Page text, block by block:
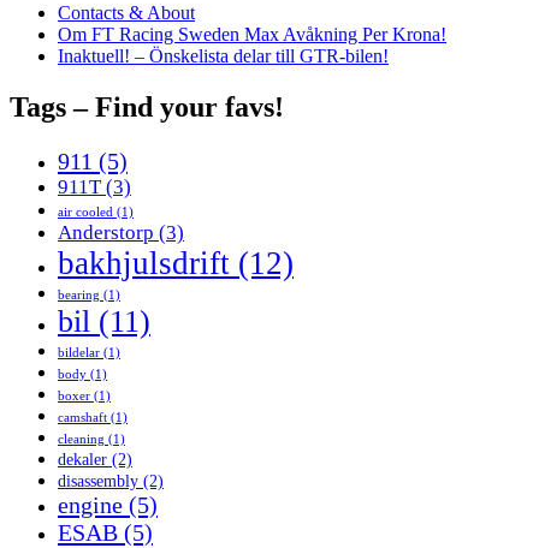
Contacts & About
Om FT Racing Sweden Max Avåkning Per Krona!
Inaktuell! – Önskelista delar till GTR-bilen!
Tags – Find your favs!
911 (5)
911T(3)
air cooled (1)
Anderstorp (3)
bakhjulsdrift (12)
bearing (1)
bil (11)
bildelar (1)
body (1)
boxer (1)
camshaft (1)
cleaning (1)
dekaler (2)
disassembly (2)
engine (5)
ESAB (5)